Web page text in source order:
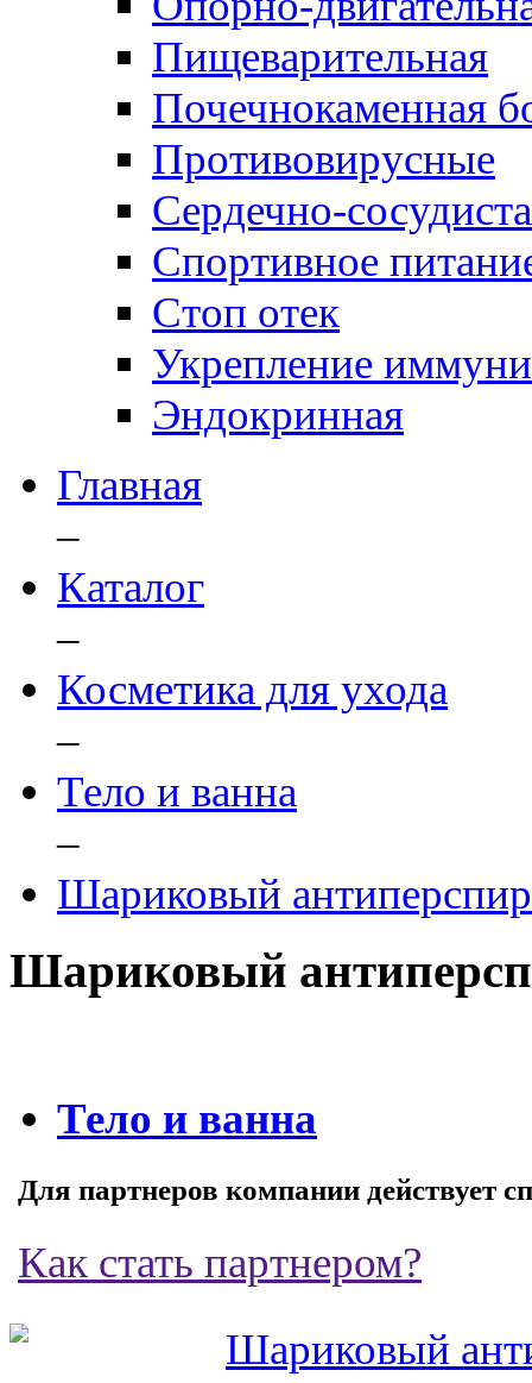
Пищеварительная
Почечнокаменная
Противовирусные
Сердечно-
Спортивное
Стоп отек
Укрепление
Эндокринная
Главная
–
Каталог
–
Косметика для ухода
–
Тело и ванна
–
Шариковый
Шариковый
Тело и ванна
Для партнеров компании действует
Как стать партнером?